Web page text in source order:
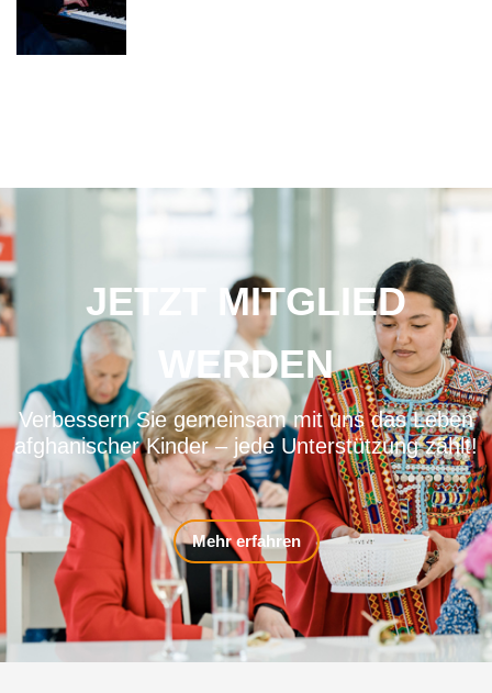
JETZT MITGLIED
WERDEN
Verbessern Sie gemeinsam mit uns das Leben
afghanischer Kinder – jede Unterstützung zählt!
Mehr erfahren